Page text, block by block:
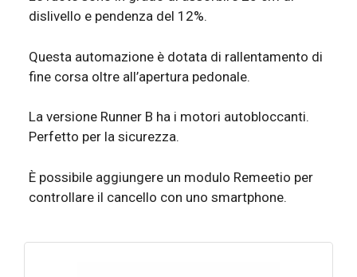
dislivello e pendenza del 12%.
Questa automazione è dotata di rallentamento di
fine corsa oltre all’apertura pedonale.
La versione Runner B ha i motori autobloccanti.
Perfetto per la sicurezza.
È possibile aggiungere un modulo Remeetio per
controllare il cancello con uno smartphone.